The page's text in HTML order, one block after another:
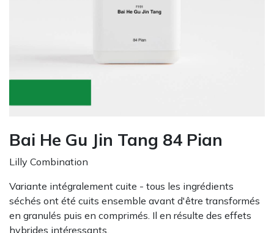
Bai He Gu Jin Tang 84 Pian
Lilly Combination
Variante intégralement cuite - tous les ingrédients
séchés ont été cuits ensemble avant d'être transformés
en granulés puis en comprimés. Il en résulte des effets
hybrides intéressants.